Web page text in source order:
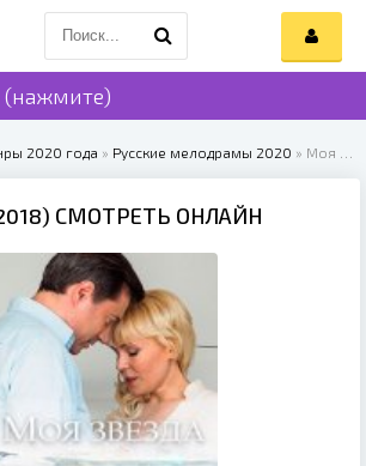
2020 года » Русские мелодрамы 2020 » Моя звезда (2018)
СМОТРЕТЬ ОНЛАЙН